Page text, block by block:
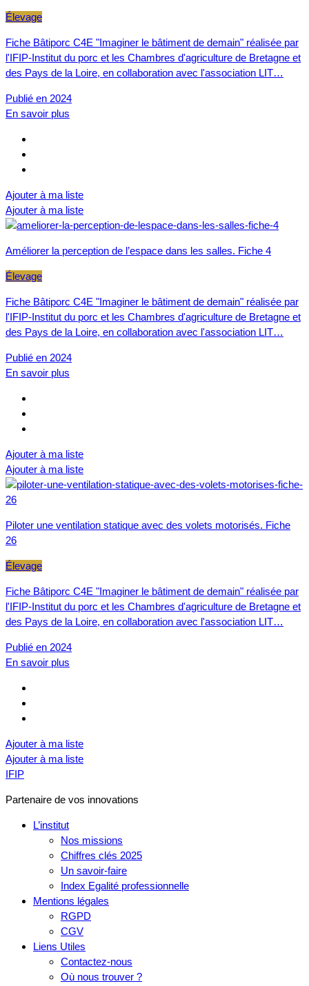
Élevage
Fiche Bâtiporc C4E "Imaginer le bâtiment de demain" réalisée par
l'IFIP-Institut du porc et les Chambres d'agriculture de Bretagne et
des Pays de la Loire, en collaboration avec l'association LIT…
Publié en 2024
En savoir plus
Ajouter à ma liste
Ajouter à ma liste
Améliorer la perception de l’espace dans les salles. Fiche 4
Élevage
Fiche Bâtiporc C4E "Imaginer le bâtiment de demain" réalisée par
l'IFIP-Institut du porc et les Chambres d'agriculture de Bretagne et
des Pays de la Loire, en collaboration avec l'association LIT…
Publié en 2024
En savoir plus
Ajouter à ma liste
Ajouter à ma liste
Piloter une ventilation statique avec des volets motorisés. Fiche
26
Élevage
Fiche Bâtiporc C4E "Imaginer le bâtiment de demain" réalisée par
l'IFIP-Institut du porc et les Chambres d'agriculture de Bretagne et
des Pays de la Loire, en collaboration avec l'association LIT…
Publié en 2024
En savoir plus
Ajouter à ma liste
Ajouter à ma liste
IFIP
Partenaire de vos innovations
L’institut
Nos missions
Chiffres clés 2025
Un savoir-faire
Index Egalité professionnelle
Mentions légales
RGPD
CGV
Liens Utiles
Contactez-nous
Où nous trouver ?